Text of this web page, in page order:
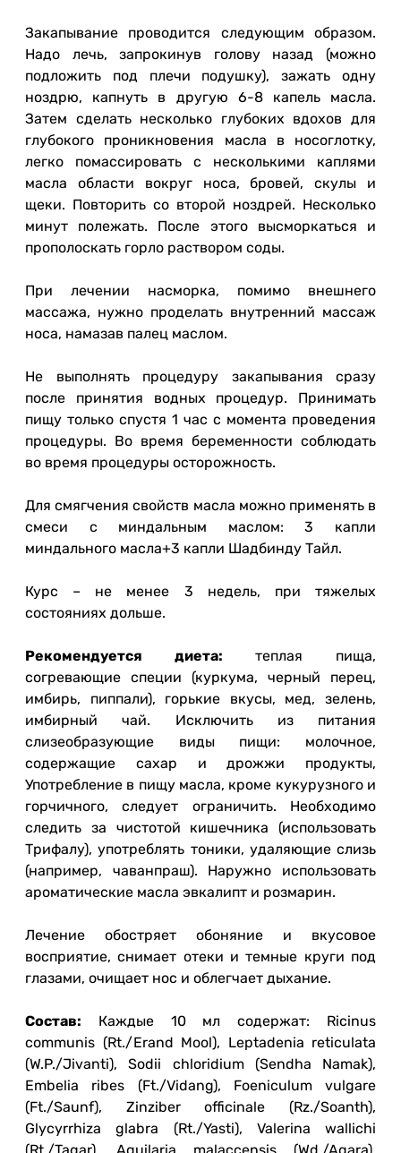
Закапывание проводится следующим образом.
Надо лечь, запрокинув голову назад (можно
подложить под плечи подушку), зажать одну
ноздрю, капнуть в другую 6-8 капель масла.
Затем сделать несколько глубоких вдохов для
глубокого проникновения масла в носоглотку,
легко помассировать с несколькими каплями
масла области вокруг носа, бровей, скулы и
щеки. Повторить со второй ноздрей. Несколько
минут полежать. После этого высморкаться и
прополоскать горло раствором соды.
При лечении насморка, помимо внешнего
массажа, нужно проделать внутренний массаж
носа, намазав палец маслом.
Не выполнять процедуру закапывания сразу
после принятия водных процедур. Принимать
пищу только спустя 1 час с момента проведения
процедуры. Во время беременности соблюдать
во время процедуры осторожность.
Для смягчения свойств масла можно применять в
смеси с миндальным маслом: 3 капли
миндального масла+3 капли Шадбинду Тайл.
Курс – не менее 3 недель, при тяжелых
состояниях дольше.
Рекомендуется диета: теплая пища,
согревающие специи (куркума, черный перец,
имбирь, пиппали), горькие вкусы, мед, зелень,
имбирный чай. Исключить из питания
слизеобразующие виды пищи: молочное,
содержащие сахар и дрожжи продукты,
Употребление в пищу масла, кроме кукурузного и
горчичного, следует ограничить. Необходимо
следить за чистотой кишечника (использовать
Трифалу), употреблять тоники, удаляющие слизь
(например, чаванпраш). Наружно использовать
ароматические масла эвкалипт и розмарин.
Лечение обостряет обоняние и вкусовое
восприятие, снимает отеки и темные круги под
глазами, очищает нос и облегчает дыхание.
Состав: Каждые 10 мл содержат: Ricinus
communis (Rt./Erand Mool), Leptadenia reticulata
(W.P./Jivanti), Sodii chloridium (Sendha Namak),
Embelia ribes (Ft./Vidang), Foeniculum vulgare
(Ft./Saunf), Zinziber officinale (Rz./Soanth),
Glycyrrhiza glabra (Rt./Yasti), Valerina wallichi